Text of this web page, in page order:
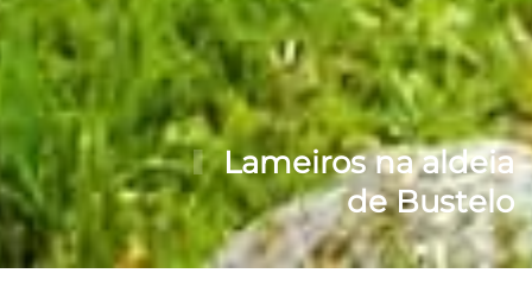
Lameiros na aldeia
de Bustelo